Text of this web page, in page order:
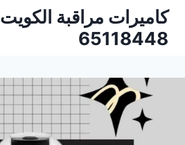
التجاوز
المحتوى
كاميرات مراقبة الكويت
65118448